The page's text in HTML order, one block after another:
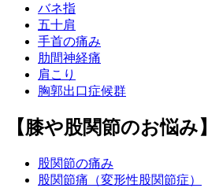
バネ指
五十肩
手首の痛み
肋間神経痛
肩こり
胸郭出口症候群
【膝や股関節のお悩み】
股関節の痛み
股関節痛（変形性股関節症）